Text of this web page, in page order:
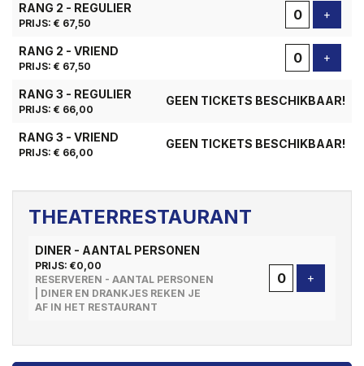
RANG 2 - REGULIER
PRIJS: € 67,50
+
RANG 2 - VRIEND
PRIJS: € 67,50
+
RANG 3 - REGULIER
PRIJS: € 66,00
GEEN TICKETS BESCHIKBAAR!
RANG 3 - VRIEND
PRIJS: € 66,00
GEEN TICKETS BESCHIKBAAR!
THEATERRESTAURANT
DINER - AANTAL PERSONEN
PRIJS: €0,00
RESERVEREN - AANTAL PERSONEN
| DINER EN DRANKJES REKEN JE
AF IN HET RESTAURANT
+